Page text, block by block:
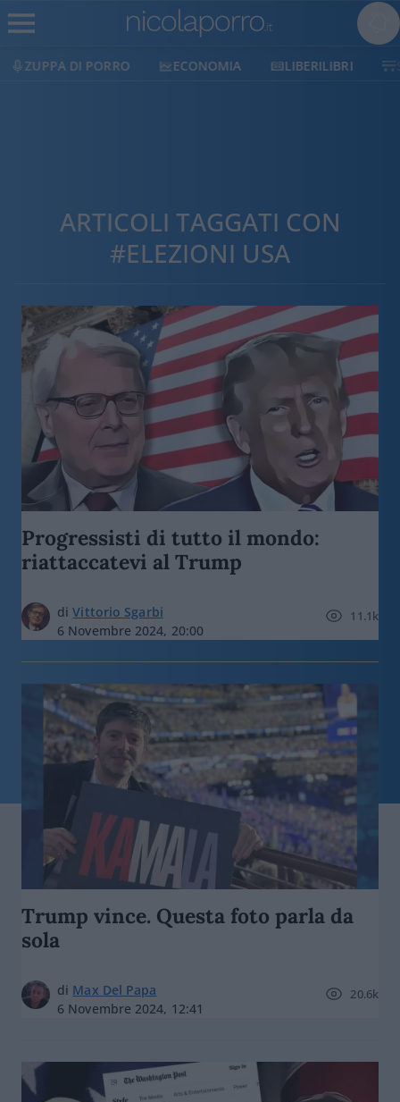
ECONOMIA LIBERILIBRI SHOP SOSTIENICI
ARTICOLI TAGGATI CON
#ELEZIONI USA
Progressisti di tutto il mondo:
riattaccatevi al Trump
diVittorio Sgarbi
6 Novembre 2024, 20:00
11.1k
Trump vince. Questa foto parla da
sola
di Max Del Papa
6 Novembre 2024, 12:41
20.6k